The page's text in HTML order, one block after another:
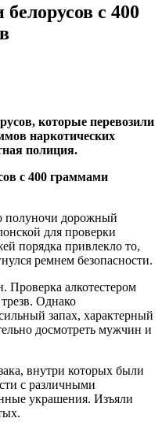
с 400
которые перевозили
наркотических
полиция.
полуночи дорожный
для проверки
порядка привлекло то,
ремнем безопасности.
Проверка алкотестером
Однако
запах, характерный
досмотреть мужчин и
внутри которых были
с различными
украшения. Изъяли